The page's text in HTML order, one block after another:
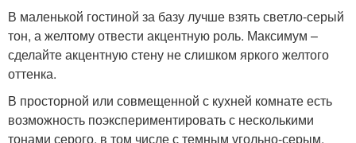
В маленькой гостиной за базу лучше взять светло-серый
тон, а желтому отвести акцентную роль. Максимум –
сделайте акцентную стену не слишком яркого желтого
оттенка.
В просторной или совмещенной с кухней комнате есть
возможность поэкспериментировать с несколькими
тонами серого, в том числе с темным угольно-серым.